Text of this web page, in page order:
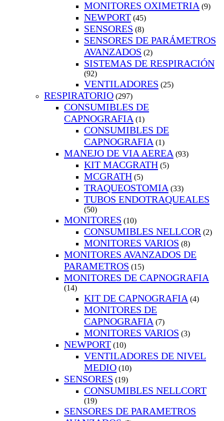
MONITORES OXIMETRIA (9)
NEWPORT (45)
SENSORES (8)
SENSORES DE PARÁMETROS
AVANZADOS (2)
SISTEMAS DE RESPIRACIÓN
(92)
VENTILADORES (25)
RESPIRATORIO (297)
CONSUMIBLES DE
CAPNOGRAFIA (1)
CONSUMIBLES DE
CAPNOGRAFIA (1)
MANEJO DE VIA AEREA (93)
KIT MACGRATH (5)
MCGRATH (5)
TRAQUEOSTOMIA (33)
TUBOS ENDOTRAQUEALES
(50)
MONITORES (10)
CONSUMIBLES NELLCOR (2)
MONITORES VARIOS (8)
MONITORES AVANZADOS DE
PARAMETROS (15)
MONITORES DE CAPNOGRAFIA
(14)
KIT DE CAPNOGRAFIA (4)
MONITORES DE
CAPNOGRAFIA (7)
MONITORES VARIOS (3)
NEWPORT (10)
VENTILADORES DE NIVEL
MEDIO (10)
SENSORES (19)
CONSUMIBLES NELLCORT
(19)
SENSORES DE PARAMETROS